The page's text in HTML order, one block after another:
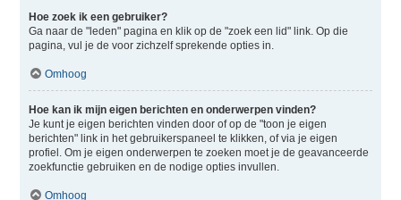
Hoe zoek ik een gebruiker?
Ga naar de "leden" pagina en klik op de "zoek een lid" link. Op die
pagina, vul je de voor zichzelf sprekende opties in.
Omhoog
Hoe kan ik mijn eigen berichten en onderwerpen vinden?
Je kunt je eigen berichten vinden door of op de "toon je eigen
berichten" link in het gebruikerspaneel te klikken, of via je eigen
profiel. Om je eigen onderwerpen te zoeken moet je de geavanceerde
zoekfunctie gebruiken en de nodige opties invullen.
Omhoog